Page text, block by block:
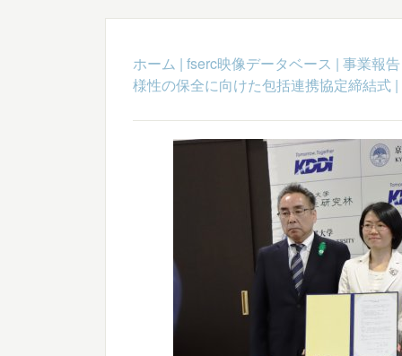
ホーム | fserc映像データベース | 事業報告
様性の保全に向けた包括連携協定締結式|